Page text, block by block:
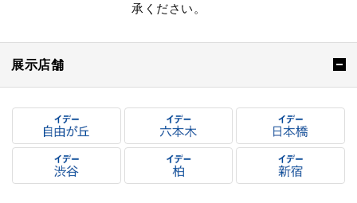
承ください。
展示店舗